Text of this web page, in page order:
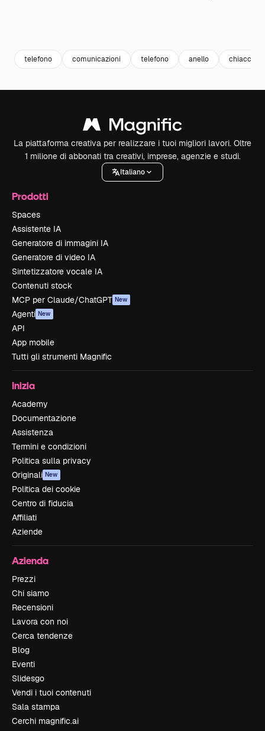
telefono comunicazioni telefono anello
La piattaforma creativa per realizzare i tuoi migliori lavori. Oltre
1 milione di abbonati tra creativi, imprese, agenzie e studi.
Italiano
Prodotti
Spaces
Assistente IA
Generatore di immagini IA
Generatore di video IA
Sintetizzatore vocale IA
Contenuti stock
MCP per Claude/ChatGPT New
Agenti New
API
App mobile
Tutti gli strumenti Magnific
Inizia
Academy
Documentazione
Assistenza
Termini e condizioni
Politica sulla privacy
Originali New
Politica dei cookie
Centro di fiducia
Affiliati
Aziende
Azienda
Prezzi
Chi siamo
Recensioni
Lavora con noi
Cerca tendenze
Blog
Eventi
Slidesgo
Vendi i tuoi contenuti
Sala stampa
Cerchi magnific.ai